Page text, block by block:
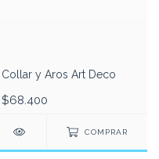
Collar y Aros Art Deco
$68.400
COMPRAR